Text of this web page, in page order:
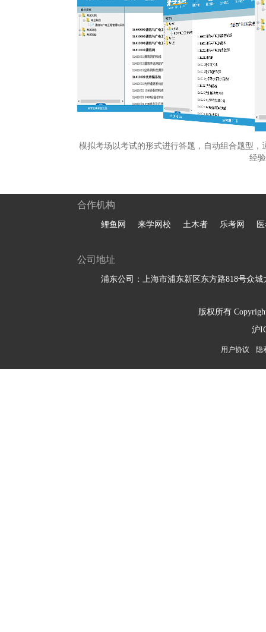
模拟考场以考试的形式进行答题，自动组合题型
经
合作机构
鲤鱼网 来学网校 土木者 乐考网
公司地址
浦东公司：上海市浦东新区东方路818号众城
版权所有
沪
用户协议 隐